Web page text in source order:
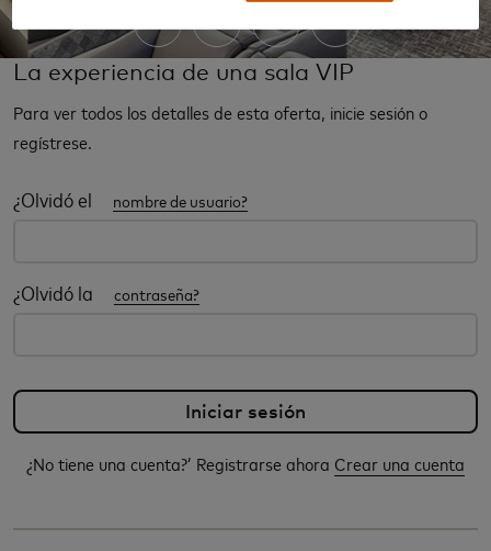
La experiencia de una sala VIP
Para ver todos los detalles de esta oferta, inicie sesión o
regístrese.
¿Olvidó el nombre de usuario?
¿Olvidó la contraseña?
¿No tiene una cuenta?’ Registrarse ahora Crear una cuenta